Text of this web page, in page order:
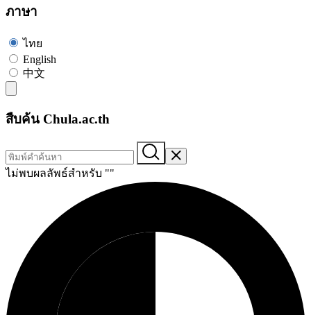
ภาษา
ไทย
English
中文
สืบค้น Chula.ac.th
ไม่พบผลลัพธ์สำหรับ ""